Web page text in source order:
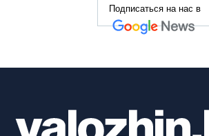
Подписаться на нас в